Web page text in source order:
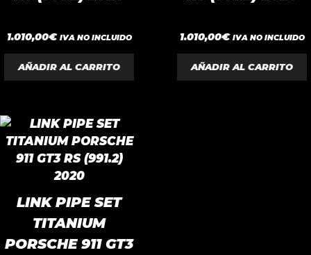
0
d
e
5
1.010,00€ IVA NO INCLUIDO
AÑADIR AL CARRITO
0
d
e
5
1.010,00€ IVA NO INCLUIDO
AÑADIR AL CARRITO
LINK PIPE SET
TITANIUM
PORSCHE 911 GT3